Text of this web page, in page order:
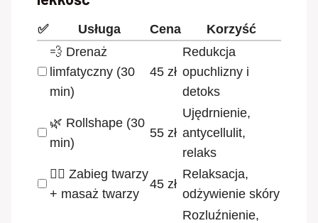
✅ Usługa Cena
Korzyść
💨 Drenaż
limfatyczny (30
min)
45 zł
Redukcja
opuchlizny i
detoks
🌿 Rollshape (30
min)
55 zł
Ujędrnienie,
antycellulit,
relaks
💆‍♀️ Zabieg twarzy
+ masaż twarzy
45 zł
Relaksacja,
odżywienie skóry
Rozluźnienie,